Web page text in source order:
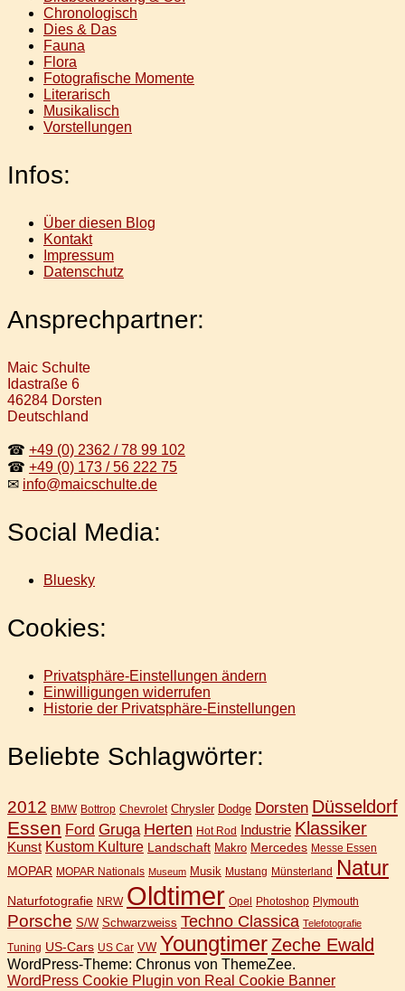
Chronologisch
Dies & Das
Fauna
Flora
Fotografische Momente
Literarisch
Musikalisch
Vorstellungen
Infos:
Über diesen Blog
Kontakt
Impressum
Datenschutz
Ansprechpartner:
Maic Schulte
Idastraße 6
46284 Dorsten
Deutschland
☎ +49 (0) 2362 / 78 99 102
☎ +49 (0) 173 / 56 222 75
✉ info@maicschulte.de
Social Media:
Bluesky
Cookies:
Privatsphäre-Einstellungen ändern
Einwilligungen widerrufen
Historie der Privatsphäre-Einstellungen
Beliebte Schlagwörter:
2012 BMW Bottrop Chevrolet Chrysler Dodge Dorsten Düsseldorf
Essen Ford Gruga Herten Hot Rod Industrie Klassiker
Kunst Kustom Kulture Landschaft Makro Mercedes Messe Essen
MOPAR MOPAR Nationals Museum Musik Mustang Münsterland Natur
Naturfotografie NRW Oldtimer Opel Photoshop Plymouth
Porsche S/W Schwarzweiss Techno Classica Telefotografie
Tuning US-Cars US Car VW YoungtimerZeche Ewald
WordPress-Theme: Chronus von ThemeZee.
WordPress Cookie Plugin von Real Cookie Banner